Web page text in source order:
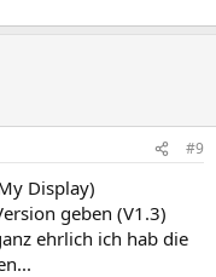
#9
Display)
geben (V1.3)
ehrlich ich hab die